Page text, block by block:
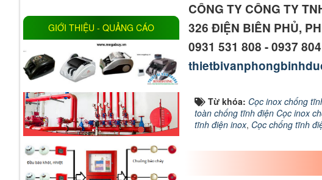
CÔNG TY CÔNG TY
326 ĐIỆN BIÊN PHỦ,
0931 531 808 - 0937
Từ khóa: Cọc inox chống
toàn chống tĩnh điện Cọc inox
tĩnh điện inox, Cọc chống tĩnh
GIỚI THIỆU - QUẢNG CÁO